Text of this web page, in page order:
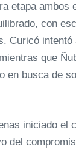
etapa ambos
con
Curicó
que
en busca de
iniciado el
del